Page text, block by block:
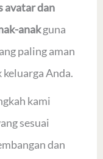
avatar dan
anakguna
paling aman
Anda.
kami
sesuai
dan